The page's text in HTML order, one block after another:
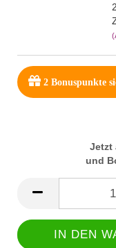
2Bonuspunkte
Jetzt
und